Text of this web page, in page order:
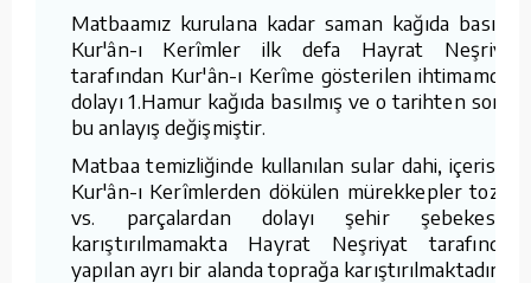
Matbaamız kurulana kadar saman kağıda basılan
Kur'ân-ı Kerîmler ilk defa Hayrat Neşriyat
tarafından Kur'ân-ı Kerîme gösterilen ihtimamdan
dolayı 1.Hamur kağıda basılmış ve o tarihten sonra
bu anlayış değişmiştir.
Matbaa temizliğinde kullanılan sular dahi, içerisine
Kur'ân-ı Kerîmlerden dökülen mürekkepler tozlar
vs. parçalardan dolayı şehir şebekesine
karıştırılmamakta Hayrat Neşriyat tarafından
yapılan ayrı bir alanda toprağa karıştırılmaktadır.